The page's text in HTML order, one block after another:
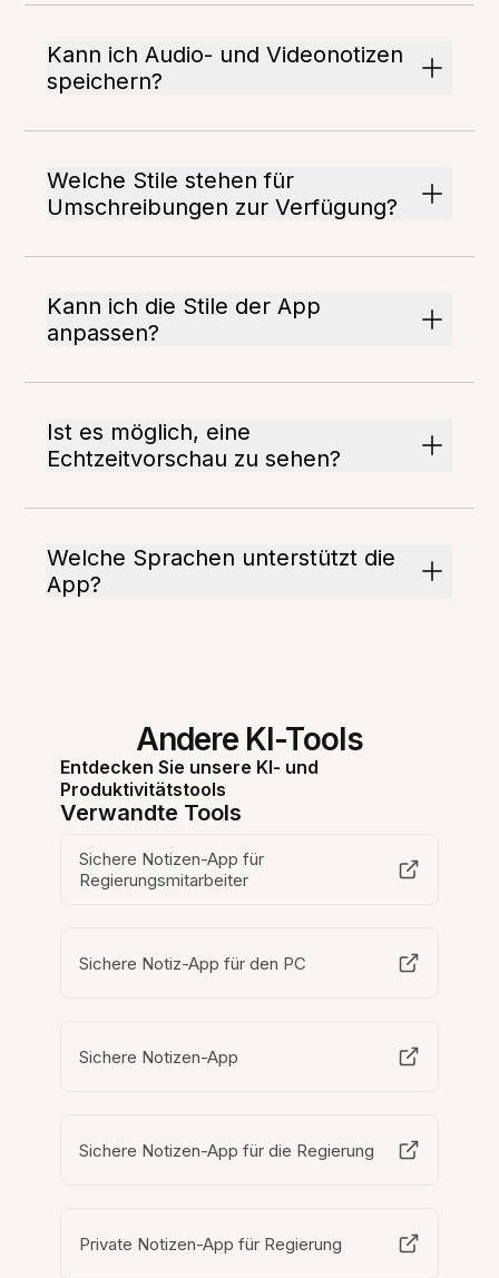
Kann ich Audio- und Videonotizen
speichern?
Welche Stile stehen für
Umschreibungen zur Verfügung?
Kann ich die Stile der App
anpassen?
Ist es möglich, eine
Echtzeitvorschau zu sehen?
Welche Sprachen unterstützt die
App?
Andere KI-Tools
Entdecken Sie unsere KI- und
Produktivitätstools
Verwandte Tools
Sichere Notizen-App für
Regierungsmitarbeiter
Sichere Notiz-App für den PC
Sichere Notizen-App
Sichere Notizen-App für die Regierung
Private Notizen-App für Regierung